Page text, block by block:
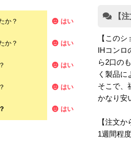
か？ はい
か？ はい
はい
はい
はい
【
【この
IHコンロ
ら2口の
く製品
そこで、
かなり安
【注文
1週間程度